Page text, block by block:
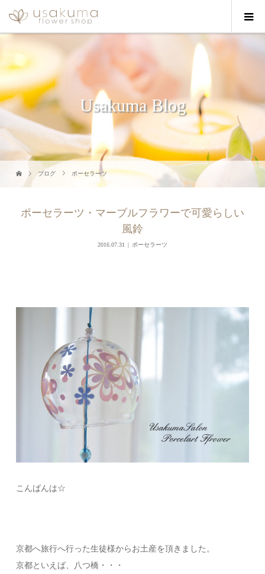
Usakuma Blog
ブログ ポーセラーツ
ポーセラーツ・マーブルフラワーで可愛らしい
風鈴
2016.07.31 ポーセラーツ
こんばんは☆
京都へ旅行へ行った生徒様からお土産を頂きました。
京都といえば、八つ橋・・・